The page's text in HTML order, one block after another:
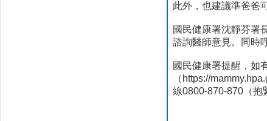
此外，也建議準爸爸
國民健康署沈靜芬署
諮詢醫師意見。同時
國民健康署提醒，如
（https://
線0800-870-870（抱